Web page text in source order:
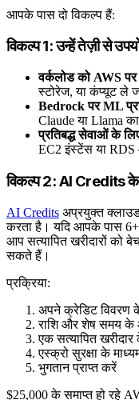
आपके पास दो विकल्प हैं:
विकल्प 1: उन्हें तेज़ी से
वर्कलोड को AWS
स्टोरेज, या कंप्यूट ले
Bedrock पर ML
Claude या Llama
प्रतिबद्ध सेवाओं के
EC2 इंस्टेंस या RDS
विकल्प 2: AI Credits के
AI Credits अप्रयुक्त
करता है। यदि आपके पास
आप सत्यापित खरीदारों को
सकते हैं।
प्रक्रिया:
अपने क्रेडिट विवरण
राशि और शेष समय के
एक सत्यापित
एस्क्रो सुरक्षा के
भुगतान प्राप्त करें
$25,000 के समाप्त हो रहे